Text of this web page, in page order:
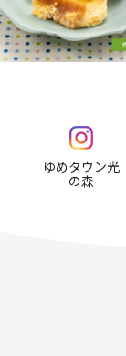
ゆめタウン光
の森